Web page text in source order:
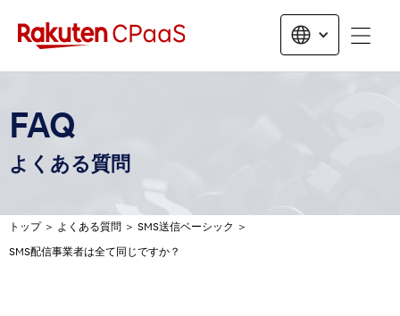
無料トライアルお申し込み
FAQ
よくある質問
トップ ＞ よくある質問 ＞ SMS送信ベーシック ＞
SMS配信事業者は全て同じですか？